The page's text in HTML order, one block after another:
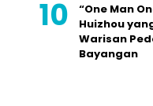
“One Man
Huizhou
Warisan
Bayangan